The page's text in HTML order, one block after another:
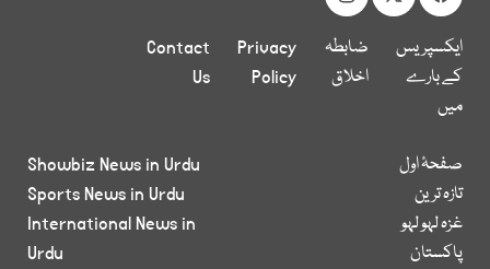
ایکسپریس
کے بارے
میں
ضابطہ
اخلاق
Privacy
Policy
Contact
Us
صفحۂ اول
تازہ ترین
غزہ لہو لہو
پاکستان
Showbiz News in Urdu
Sports News in Urdu
International News in
Urdu